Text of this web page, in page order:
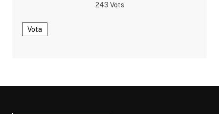
243 Vots
Vota